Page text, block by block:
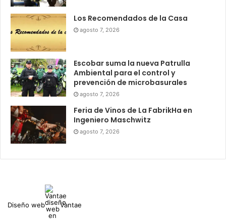
Los Recomendados de la Casa
agosto 7, 2026
Escobar suma la nueva Patrulla
Ambiental para el control y
prevención de microbasurales
agosto 7, 2026
Feria de Vinos de La FabrikHa en
Ingeniero Maschwitz
agosto 7, 2026
Diseño web Vantae